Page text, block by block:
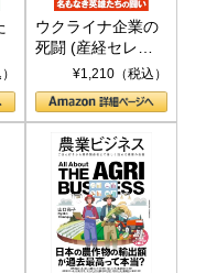
ウクライナ企業の
死闘 (産経セレク
ト S 039)¥1,210（税込）